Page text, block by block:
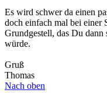
Es wird schwer da einen
doch einfach mal bei einer
Grundgestell, das Du
würde.
Gruß
Thomas
Nach oben